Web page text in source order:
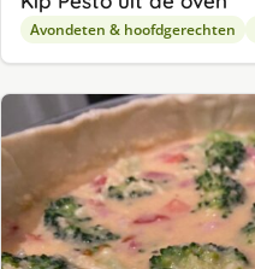
Avondeten & hoofdgerechten